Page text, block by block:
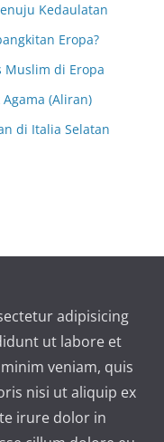
Kedaulatan
Eropa?
Muslim di Eropa
(Aliran)
di Italia Selatan
adipisicing
ut labore et
veniam, quis
nisi ut aliquip ex
irure dolor in